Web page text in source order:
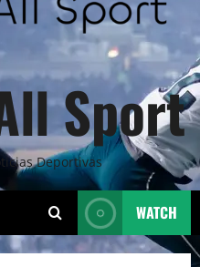
Sport
Deportivas
WATCH